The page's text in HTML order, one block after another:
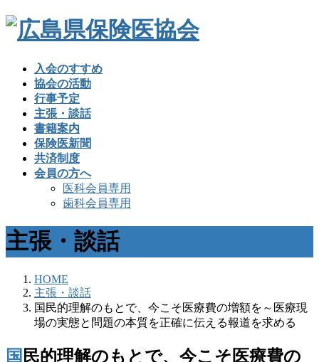
入会のすすめ
協会の活動
行事予定
主張・談話
書籍案内
保険医新聞
共済制度
会員の方へ
医科会員専用
歯科会員専用
主張・談話
HOME
主張・談話
国民的理解のもとで、今こそ医療費の増額を～医療現
場の実態と問題の本質を正確に伝える報道を求める
国民的理解のもとで、今こそ医療費の